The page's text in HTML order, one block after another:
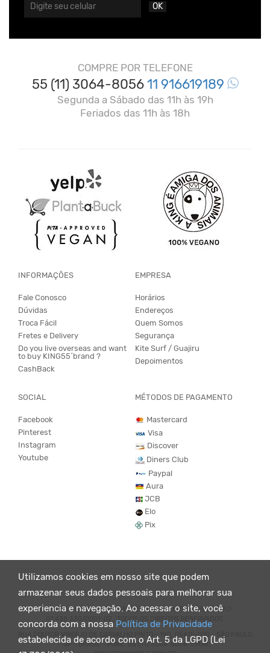
Utilizamos cookies em nosso site que podem
armazenar seus dados pessoais para melhorar sua
experiencia e navegação. Ao acessar o site, você
concorda com a nossa Política de Privacidade
estabelecida de acordo com o Art. 5 da LGPD (Lei
OK
COMPRE POR TELEFONE
55 (11) 3064-805611 916619189
Segunda a Sábado das 11h às 19h
Feriados das 11h às 18h
INFORMAÇÕES
Fale Conosco
Dúvidas
Troca Fácil
Fretes e Delivery
Do you live overseas and want
to buy KING55´brand ?
CashBack
EMPRESA
Horários
Endereços
Quem Somos
Segurança
Kite Surf / Guajiru
Depoimentos
SOCIAL
Facebook
Pinterest
Instagram
Youtube
MÉTODOS DE PAGAMENTO
Mastercard
Visa
Discover
Diners Club
Paypal
Aura
JCB
Elo
Pix
© KING55 - LOJA DE ROUPAS VEGANO E SUSTENTÁVEL. CNPJ:
07.438.330/0001-02 . TODOS OS DIREITOS RESERVADOS.
RUA DOUTOR VIRGÍLIO DE CARVALHO PINTO - 190, 05415-020 - SÃO PAULO
- SP - BRASIL - FONE: 55 (11) 3064-8056. EMAIL: